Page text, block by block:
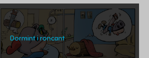
Dormint i roncant